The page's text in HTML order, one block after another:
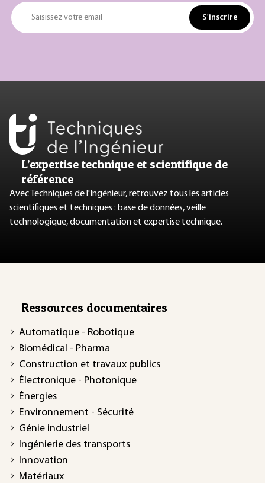
Saisissez votre email S'inscrire
L’expertise technique et scientifique de
référence
Avec Techniques de l'Ingénieur, retrouvez tous les articles
scientifiques et techniques : base de données, veille
technologique, documentation et expertise technique.
Ressources documentaires
Automatique - Robotique
Biomédical - Pharma
Construction et travaux publics
Électronique - Photonique
Énergies
Environnement - Sécurité
Génie industriel
Ingénierie des transports
Innovation
Matériaux